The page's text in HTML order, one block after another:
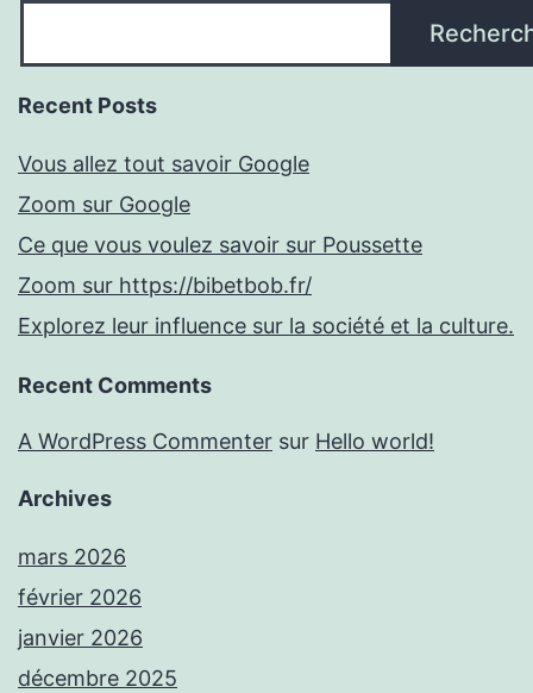
Recent Posts
Vous allez tout savoir Google
Zoom sur Google
Ce que vous voulez savoir sur Poussette
Zoom sur https://bibetbob.fr/
Explorez leur influence sur la société et la culture.
Recent Comments
A WordPress Commenter sur Hello world!
Archives
mars 2026
février 2026
janvier 2026
décembre 2025